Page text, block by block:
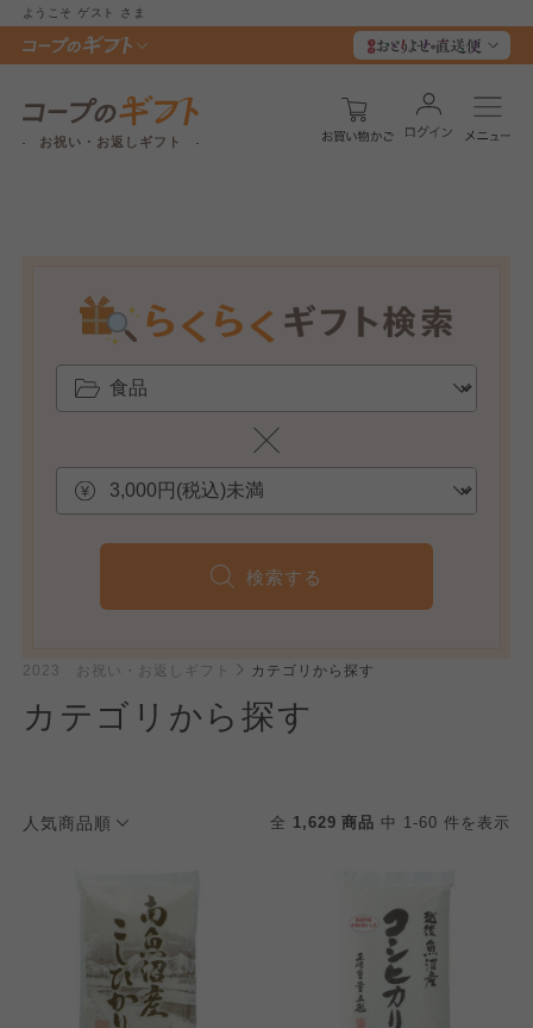
ようこそ ゲスト さま
お祝い・お返しギフト
検索する
2023 お祝い・お返しギフト カテゴリから探す
カテゴリから探す
人気商品順 全 1,629 商品 中 1-60 件を表示